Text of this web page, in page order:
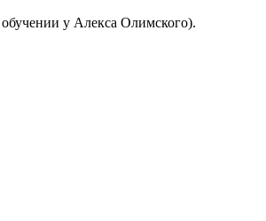
у Алекса Олимского).